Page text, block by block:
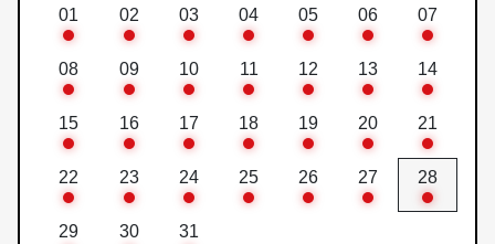
01 02 03 04 05 06 07
08 09 10 11 12 13 14
15 16 17 18 19 20 21
22 23 24 25 26 27 28
29 30 31